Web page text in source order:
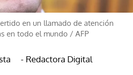
en un llamado de atención
en todo el mundo / AFP
- Redactora Digital